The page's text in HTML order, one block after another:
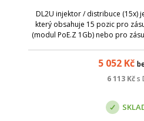
DL2U injektor / distribuce (15x)
který obsahuje 15 pozic pro
(modul PoE.Z 1Gb) nebo pro
5 052 Kč
6 113 Kčs